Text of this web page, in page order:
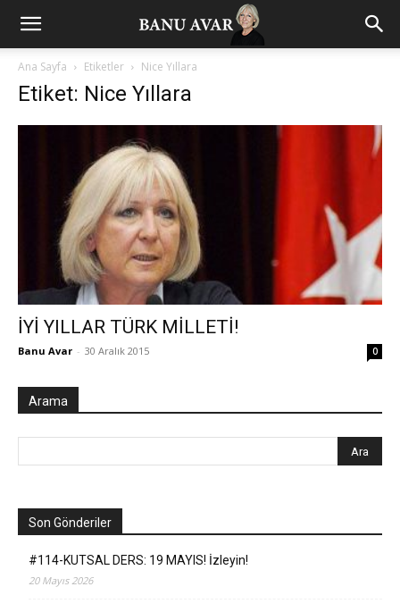
Ana Sayfa Etiketler Nice Yıllara
Etiket: Nice Yıllara
İYİ YILLAR TÜRK MİLLETİ!
Banu Avar - 30 Aralık 2015 0
Arama
Son Gönderiler
#114-KUTSAL DERS: 19 MAYIS! İzleyin!
20 Mayıs 2026